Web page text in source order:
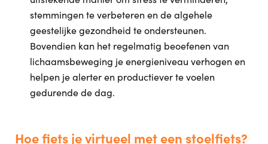
stemmingen te verbeteren en de algehele
geestelijke gezondheid te ondersteunen.
Bovendien kan het regelmatig beoefenen van
lichaamsbeweging je energieniveau verhogen en
helpen je alerter en productiever te voelen
gedurende de dag.
Hoe fiets je virtueel met een stoelfiets?